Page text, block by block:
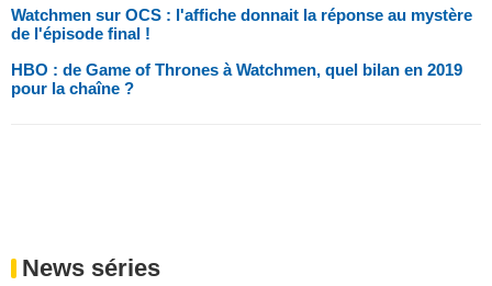
Watchmen sur OCS : l'affiche donnait la réponse au mystère
de l'épisode final !
HBO : de Game of Thrones à Watchmen, quel bilan en 2019
pour la chaîne ?
News séries